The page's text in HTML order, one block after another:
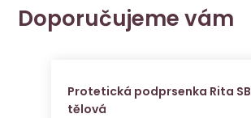
Doporučujeme vám
Protetická podprsenka Rita SB
tělová